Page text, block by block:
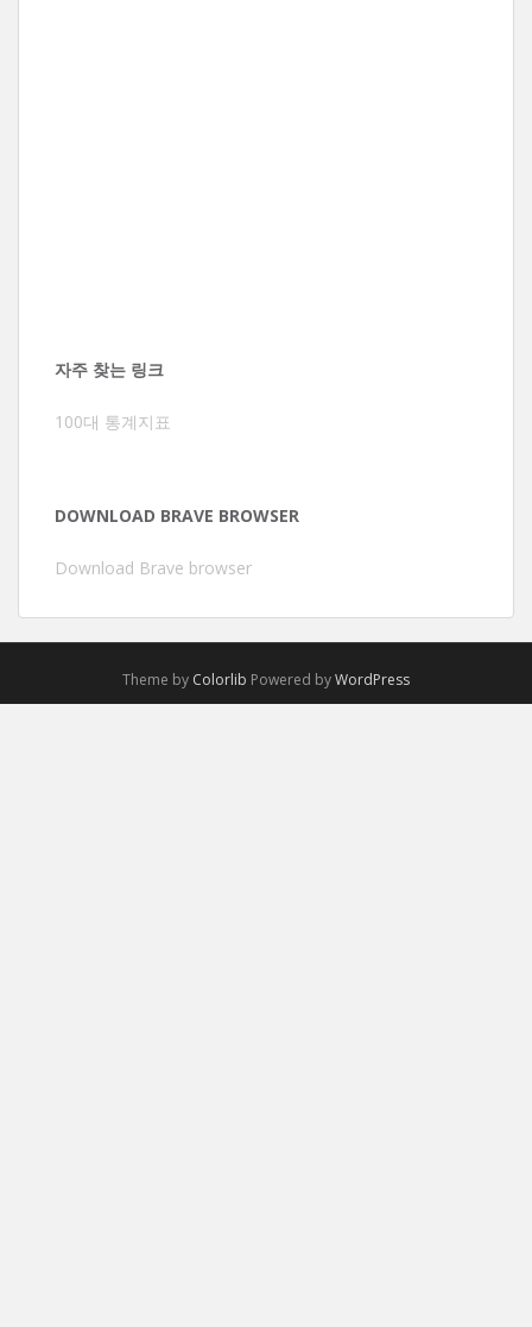
자주 찾는 링크
100대 통계지표
DOWNLOAD BRAVE BROWSER
Download Brave browser
Theme by Colorlib Powered byWordPress